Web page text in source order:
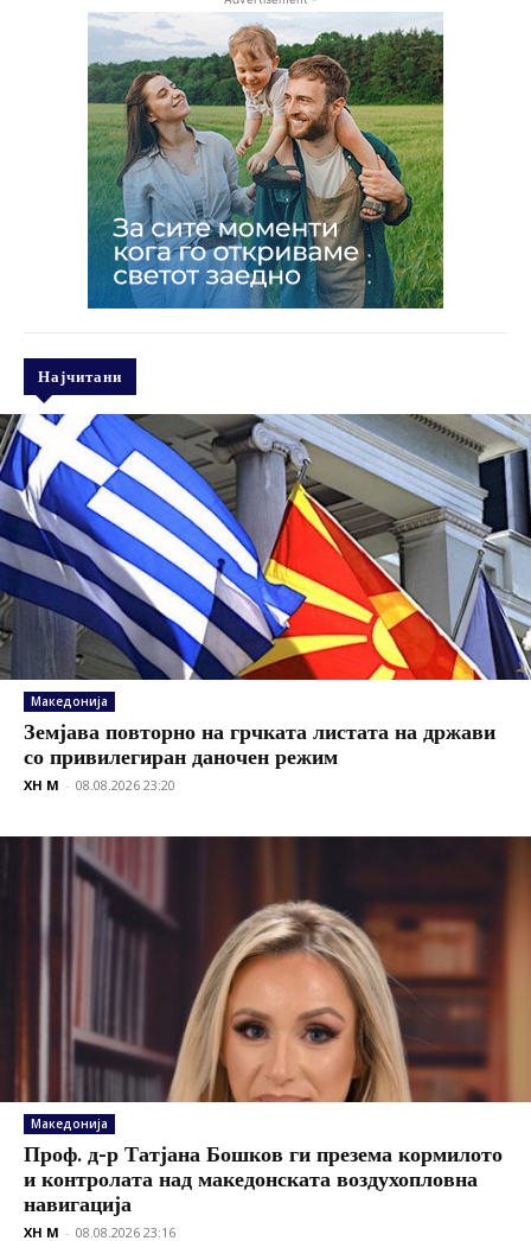
Најчитани
Македонија
Земјава повторно на грчката листата на држави
со привилегиран даночен режим
XH M - 08.08.2026 23:20
Македонија
Проф. д-р Татјана Бошков ги презема кормилото
и контролата над македонската воздухопловна
навигација
XH M - 08.08.2026 23:16